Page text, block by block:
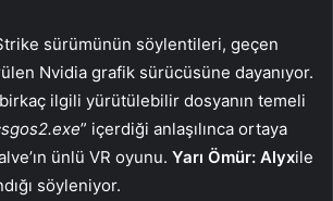
sürümünün söylentileri, geçen
Nvidia grafik sürücüsüne dayanıyor.
ilgili yürütülebilir dosyanın temeli
” içerdiği anlaşılınca ortaya
ünlü VR oyunu. Yarı Ömür: Alyxile
söyleniyor.